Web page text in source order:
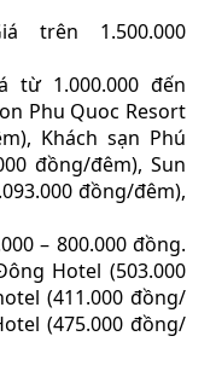
trên 1.500.000
từ 1.000.000 đến
Phu Quoc Resort
Khách sạn Phú
đồng/đêm), Sun
đồng/đêm),
– 800.000 đồng.
Hotel (503.000
(411.000 đồng/
(475.000 đồng/